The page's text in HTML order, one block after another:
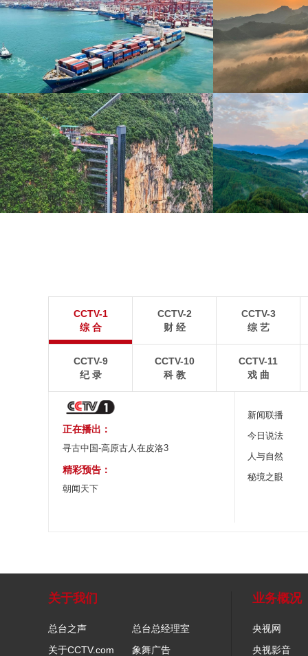
青岛港今年新辟16条国际航线
8月5日，“科伦坡”轮缓缓驶离山东港口青岛港前湾联
河北承德：金山
8月6日，河北承德，
二号悬崖电梯“扶摇梯”近日正式投运，将山乡学子单
程3个多小时的求学路缩减至30分钟。
瓦屋山雄浑平顶与峨
CCTV-1
综 合
CCTV-2
财 经
CCTV-3
综 艺
CCTV-9
纪 录
CCTV-10
科 教
CCTV-11
戏 曲
正在播出：
寻古中国-高原古人在皮洛3
精彩预告：
朝闻天下
新闻联播
今日说法
人与自然
秘境之眼
关于我们
总台之声
总台总经理室
关于CCTV.com
象舞广告
业务概况
央视网
央视影音